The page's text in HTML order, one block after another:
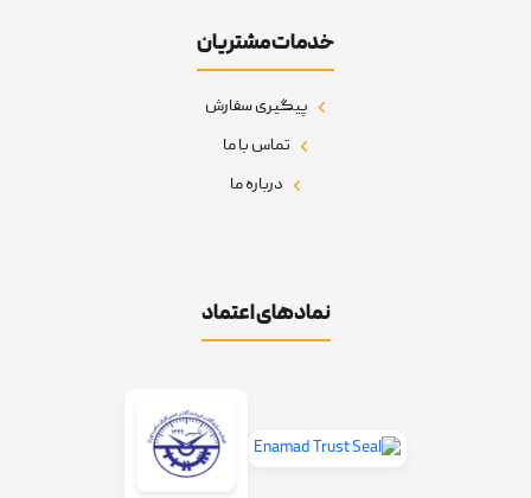
خدمات مشتریان
پیگیری سفارش
تماس با ما
درباره ما
نمادهای اعتماد